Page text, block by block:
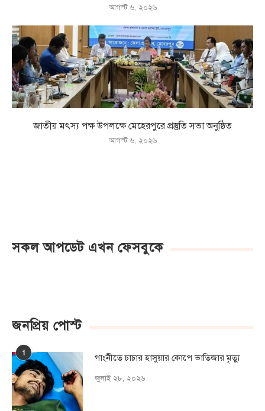
আগস্ট ৬, ২০২৬
জাতীয় মৎস্য পক্ষ উপলক্ষে মেহেরপুরে প্রস্তুতি সভা অনুষ্ঠিত
আগস্ট ৬, ২০২৬
সকল আপডেট এখন ফেসবুকে
জনপ্রিয় পোস্ট
1 গাংনীতে চাচার হাসুয়ার কােপে ভাতিজার মৃত্যু
জুলাই ২৮, ২০২৬